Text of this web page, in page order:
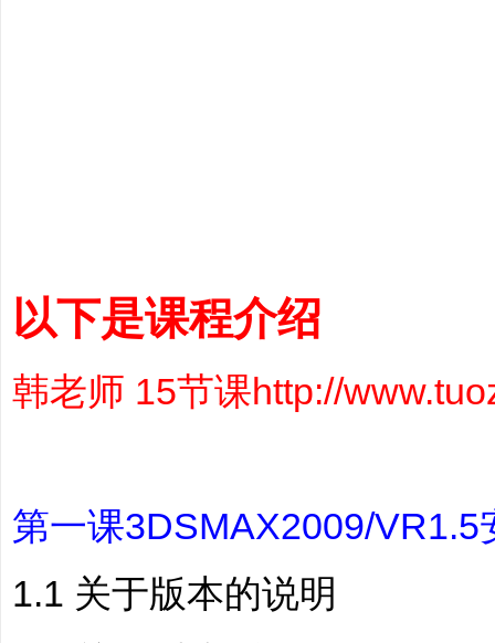
以下是课程介绍
韩老师 15节课http://
第一课3DSMAX2009/VR1.5
1.1 关于版本的说明